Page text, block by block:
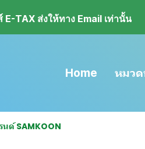
TAX ส่งให้ทาง Email เท่านั้น
Home หมว
ด์ SAMKOON